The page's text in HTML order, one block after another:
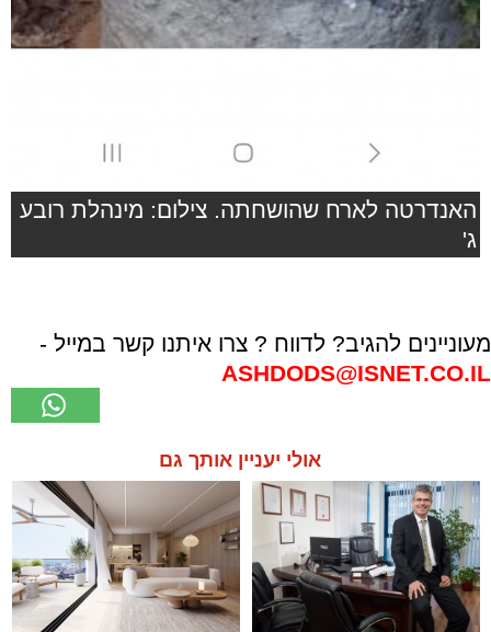
האנדרטה לארח שהושחתה. צילום: מינהלת רובע
ג'
מעוניינים להגיב? לדווח ? צרו איתנו קשר במייל -
ASHDODS@ISNET.CO.IL
אולי יעניין אותך גם